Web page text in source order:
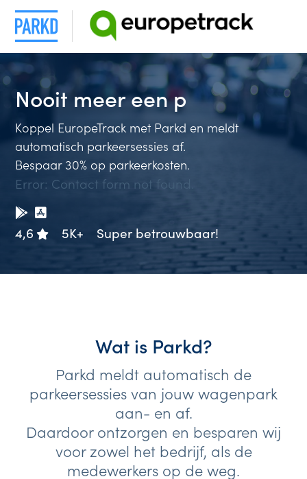
Nooit meereen
Koppel EuropeTrack met Parkd en meldt
automatisch parkeersessies af.
Bespaar 30% op parkeerkosten.
Error: Contact form not found.
4,6 5K+ Super betrouwbaar!
Wat is Parkd?
Parkd meldt automatisch de
parkeersessies van jouw wagenpark
aan- en af.
Daardoor ontzorgen en besparen wij
voor zowel het bedrijf, als de
medewerkers op de weg.